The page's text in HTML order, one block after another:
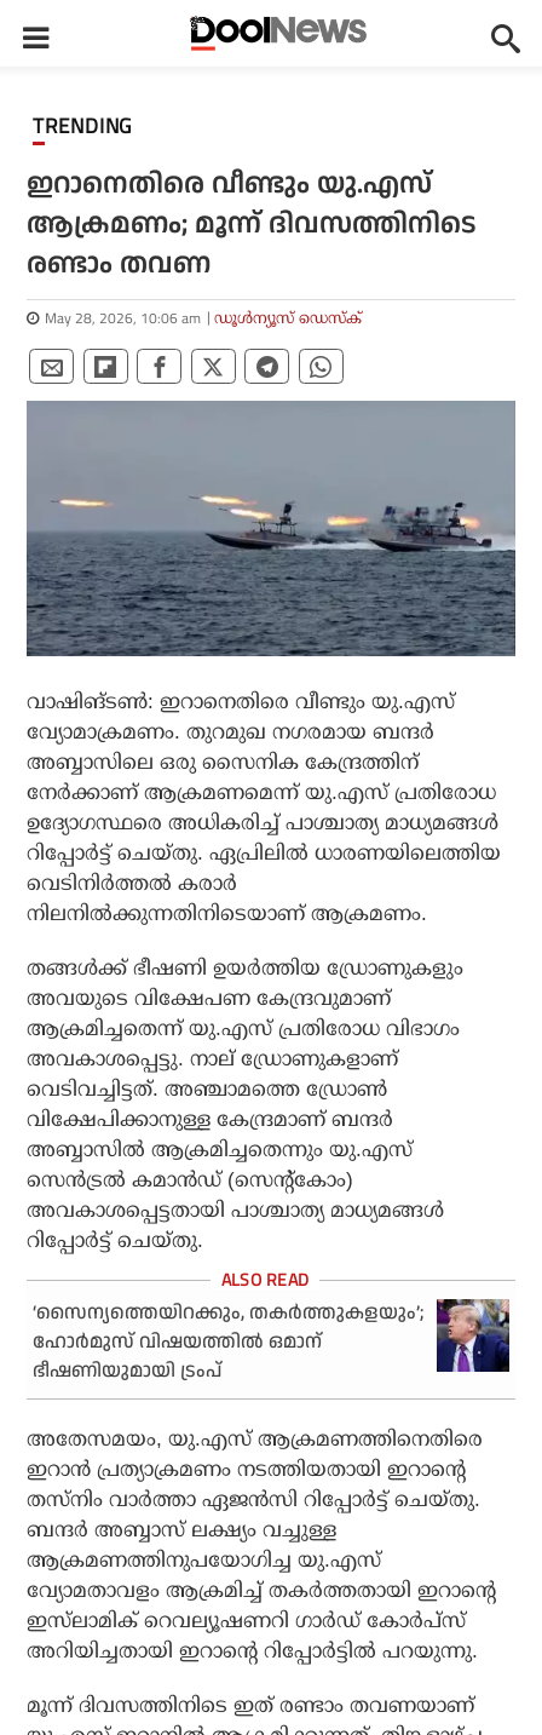
TRENDING
ഇറാനെതിരെ വീണ്ടും യു.എസ്
ആക്രമണം; മൂന്ന് ദിവസത്തിനിടെ
രണ്ടാം തവണ
May 28, 2026, 10:06 am ഡൂള്‍ന്യൂസ് ഡെസ്‌ക്
വാഷിങ്ടണ്‍: ഇറാനെതിരെ വീണ്ടും യു.എസ്
വ്യോമാക്രമണം. തുറമുഖ നഗരമായ ബന്ദര്‍
അബ്ബാസിലെ ഒരു സൈനിക കേന്ദ്രത്തിന്
നേര്‍ക്കാണ് ആക്രമണമെന്ന് യു.എസ് പ്രതിരോധ
ഉദ്യോഗസ്ഥരെ അധികരിച്ച് പാശ്ചാത്യ മാധ്യമങ്ങള്‍
റിപ്പോര്‍ട്ട് ചെയ്തു. ഏപ്രിലില്‍ ധാരണയിലെത്തിയ
വെടിനിര്‍ത്തല്‍ കരാര്‍
നിലനില്‍ക്കുന്നതിനിടെയാണ് ആക്രമണം.
തങ്ങള്‍ക്ക് ഭീഷണി ഉയര്‍ത്തിയ ഡ്രോണുകളും
അവയുടെ വിക്ഷേപണ കേന്ദ്രവുമാണ്
ആക്രമിച്ചതെന്ന് യു.എസ് പ്രതിരോധ വിഭാഗം
അവകാശപ്പെട്ടു. നാല് ഡ്രോണുകളാണ്
വെടിവച്ചിട്ടത്. അഞ്ചാമത്തെ ഡ്രോണ്‍
വിക്ഷേപിക്കാനുള്ള കേന്ദ്രമാണ് ബന്ദര്‍
അബ്ബാസില്‍ ആക്രമിച്ചതെന്നും യു.എസ്
സെന്‍ട്രല്‍ കമാന്‍ഡ് (സെന്റ്‌കോം)
അവകാശപ്പെട്ടതായി പാശ്ചാത്യ മാധ്യമങ്ങള്‍
റിപ്പോര്‍ട്ട് ചെയ്തു.
‘സൈന്യത്തെയിറക്കും, തകര്‍ത്തുകളയും’;
ഹോര്‍മുസ് വിഷയത്തില്‍ ഒമാന്
ഭീഷണിയുമായി ട്രംപ്
അതേസമയം, യു.എസ് ആക്രമണത്തിനെതിരെ
ഇറാന്‍ പ്രത്യാക്രമണം നടത്തിയതായി ഇറാന്റെ
തസ്‌നിം വാര്‍ത്താ ഏജന്‍സി റിപ്പോര്‍ട്ട് ചെയ്തു.
ബന്ദര്‍ അബ്ബാസ് ലക്ഷ്യം വച്ചുള്ള
ആക്രമണത്തിനുപയോഗിച്ച യു.എസ്
വ്യോമതാവളം ആക്രമിച്ച് തകര്‍ത്തതായി ഇറാന്റെ
ഇസ്‌ലാമിക് റെവല്യൂഷണറി ഗാര്‍ഡ് കോര്‍പ്‌സ്
അറിയിച്ചതായി ഇറാന്റെ റിപ്പോര്‍ട്ടില്‍ പറയുന്നു.
മൂന്ന് ദിവസത്തിനിടെ ഇത് രണ്ടാം തവണയാണ്